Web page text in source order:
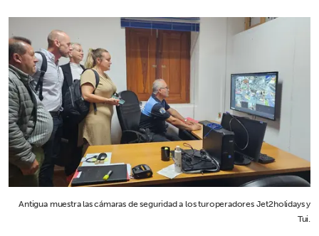
Antigua muestra las cámaras de seguridad a los turoperadores Jet2holidays y
Tui.